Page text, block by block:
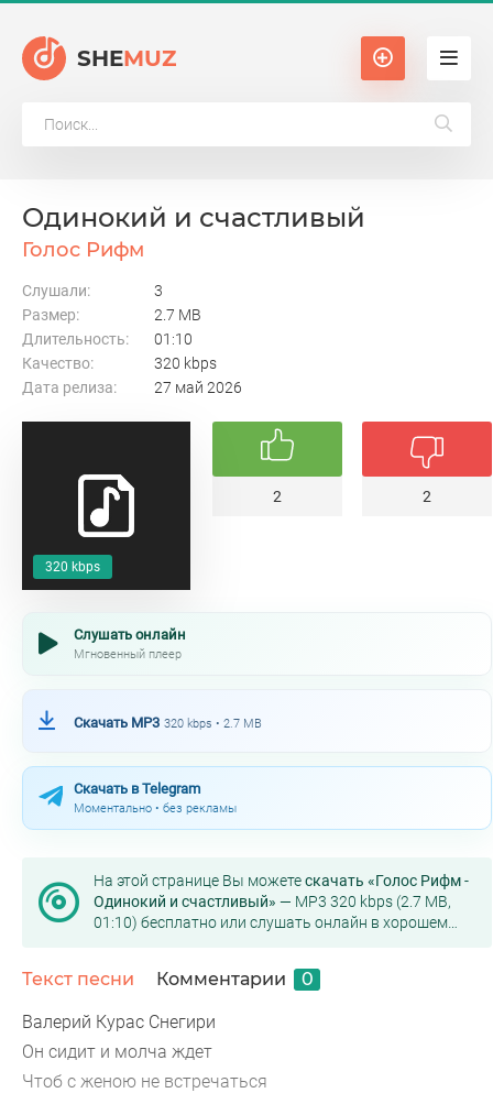
SHEMUZ
320 kbps
Одинокий и счастливый
Голос Рифм
Слушали:
3
Размер:
2.7 MB
Длительность:
01:10
Качество:
320 kbps
Дата релиза:
27 май 2026
2 2
Слушать онлайн
Мгновенный плеер
Скачать MP3 320 kbps • 2.7 MB
Скачать в Telegram
Моментально • без рекламы
На этой странице Вы можетескачать «Голос Рифм -
Одинокий и счастливый» — MP3 320 kbps (2.7 MB,
01:10) бесплатно или слушать онлайн в хорошем
Текст песни Комментарии 0
Валерий Курас Снегири
Он сидит и молча ждет
Чтоб с женою не встречаться